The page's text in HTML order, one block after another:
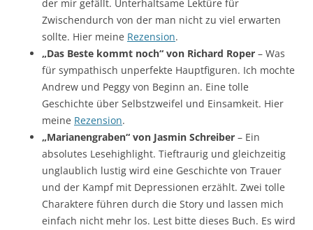
der mir gefällt. Unterhaltsame Lektüre für
Zwischendurch von der man nicht zu viel erwarten
sollte. Hier meine Rezension.
„Das Beste kommt noch“ von Richard Roper – Was
für sympathisch unperfekte Hauptfiguren. Ich mochte
Andrew und Peggy von Beginn an. Eine tolle
Geschichte über Selbstzweifel und Einsamkeit. Hier
meine Rezension.
„Marianengraben“ von Jasmin Schreiber – Ein
absolutes Lesehighlight. Tieftraurig und gleichzeitig
unglaublich lustig wird eine Geschichte von Trauer
und der Kampf mit Depressionen erzählt. Zwei tolle
Charaktere führen durch die Story und lassen mich
einfach nicht mehr los. Lest bitte dieses Buch. Es wird